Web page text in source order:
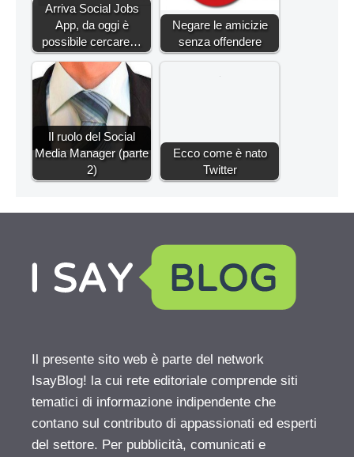
Arriva Social Jobs
App, da oggi è
possibile cercare…
Negare le amicizie
senza offendere
Il ruolo del Social
Media Manager (parte
2)
Ecco come è nato
Twitter
Il presente sito web è parte del network
IsayBlog! la cui rete editoriale comprende siti
tematici di informazione indipendente che
contano sul contributo di appassionati ed esperti
del settore. Per pubblicità, comunicati e